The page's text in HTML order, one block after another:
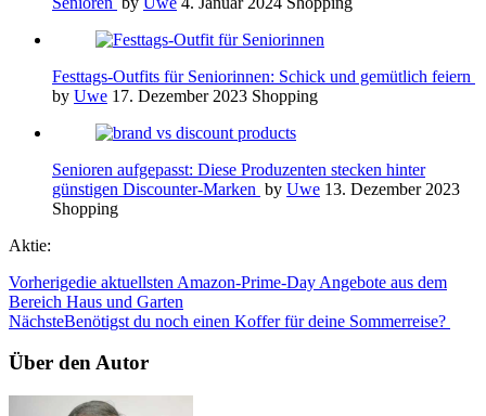
Festtags-Outfits für Seniorinnen: Schick und gemütlich feiern
by Uwe 17. Dezember 2023 Shopping
Senioren aufgepasst: Diese Produzenten stecken hinter
günstigen Discounter-Marken by Uwe 13. Dezember 2023
Shopping
Aktie:
Vorherigedie aktuellsten Amazon-Prime-Day Angebote aus dem
Bereich Haus und Garten
NächsteBenötigst du noch einen Koffer für deine Sommerreise?
Über den Autor